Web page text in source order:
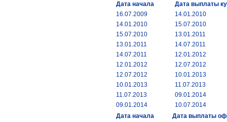
Дата начала
Дата выплаты
16.07.2009
14.01.2010
14.01.2010
15.07.2010
15.07.2010
13.01.2011
13.01.2011
14.07.2011
14.07.2011
12.01.2012
12.01.2012
12.07.2012
12.07.2012
10.01.2013
10.01.2013
11.07.2013
11.07.2013
09.01.2014
09.01.2014
10.07.2014
Дата начала
Дата выплаты